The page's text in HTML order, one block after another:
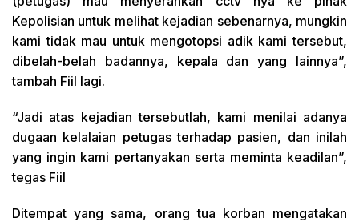
Kepolisian untuk melihat kejadian sebenarnya, mungkin
kami tidak mau untuk mengotopsi adik kami tersebut,
dibelah-belah badannya, kepala dan yang lainnya”,
tambah Fiil lagi.
“Jadi atas kejadian tersebutlah, kami menilai adanya
dugaan kelalaian petugas terhadap pasien, dan inilah
yang ingin kami pertanyakan serta meminta keadilan”,
tegas Fiil
Ditempat yang sama, orang tua korban mengatakan